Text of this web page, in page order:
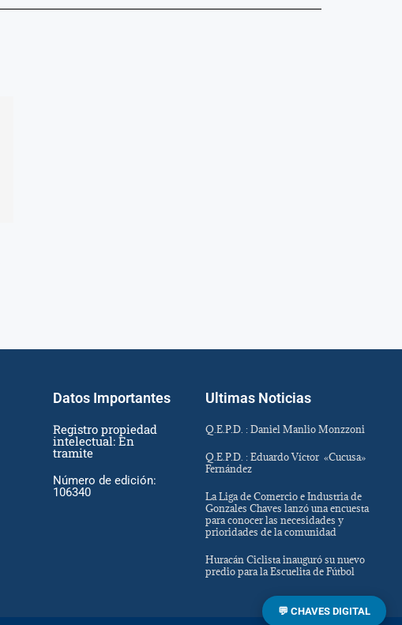
Datos Importantes
Registro propiedad
intelectual: En
tramite
Número de edición:
106340
Ultimas Noticias
Q.E.P.D. : Daniel Manlio Monzzoni
Q.E.P.D. : Eduardo Víctor «Cucusa»
Fernández
La Liga de Comercio e Industria de
Gonzales Chaves lanzó una encuesta
para conocer las necesidades y
prioridades de la comunidad
Huracán Ciclista inauguró su nuevo
predio para la Escuelita de Fútbol
💬 CHAVES DIGITAL